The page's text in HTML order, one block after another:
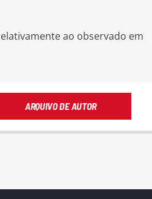
ao observado em
ARQUIVO DE AUTOR